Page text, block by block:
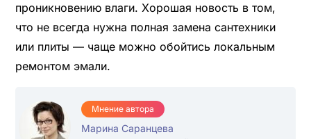
проникновению влаги. Хорошая новость в том,
что не всегда нужна полная замена сантехники
или плиты — чаще можно обойтись локальным
ремонтом эмали.
Мнение автора
Марина Саранцева